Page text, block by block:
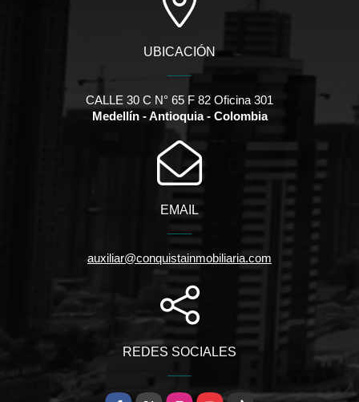
UBICACIÓN
CALLE 30 C N° 65 F 82 Oficina 301
Medellín - Antioquia - Colombia
EMAIL
auxiliar@conquistainmobiliaria.com
REDES SOCIALES